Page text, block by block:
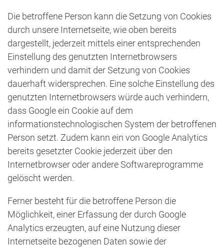
Die betroffene Person kann die Setzung von Cookies
durch unsere Internetseite, wie oben bereits
dargestellt, jederzeit mittels einer entsprechenden
Einstellung des genutzten Internetbrowsers
verhindern und damit der Setzung von Cookies
dauerhaft widersprechen. Eine solche Einstellung des
genutzten Internetbrowsers würde auch verhindern,
dass Google ein Cookie auf dem
informationstechnologischen System der betroffenen
Person setzt. Zudem kann ein von Google Analytics
bereits gesetzter Cookie jederzeit über den
Internetbrowser oder andere Softwareprogramme
gelöscht werden.
Ferner besteht für die betroffene Person die
Möglichkeit, einer Erfassung der durch Google
Analytics erzeugten, auf eine Nutzung dieser
Internetseite bezogenen Daten sowie der